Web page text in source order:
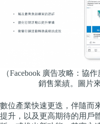
（Facebook 廣告攻略：協
銷售業績。圖片來
數位產業快速更迭，伴隨而
提升，以及更高期待的用戶